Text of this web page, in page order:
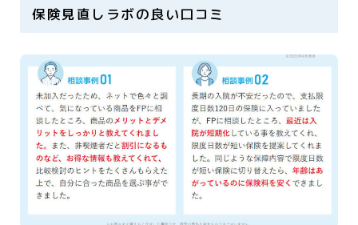
保険見直しラボの良い口コミ